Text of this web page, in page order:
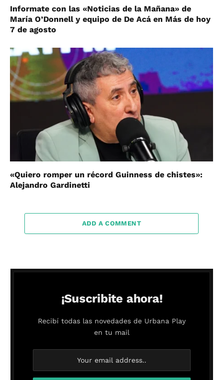
Informate con las «Noticias de la Mañana» de
María O’Donnell y equipo de De Acá en Más de hoy
7 de agosto
«Quiero romper un récord Guinness de chistes»:
Alejandro Gardinetti
ADD A COMMENT
¡Suscribite ahora!
Recibí todas las novedades de Urbana Play
en tu mail